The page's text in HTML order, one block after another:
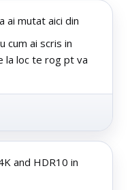
ai mutat aici din
cum ai scris in
la loc te rog pt va
and HDR10 in